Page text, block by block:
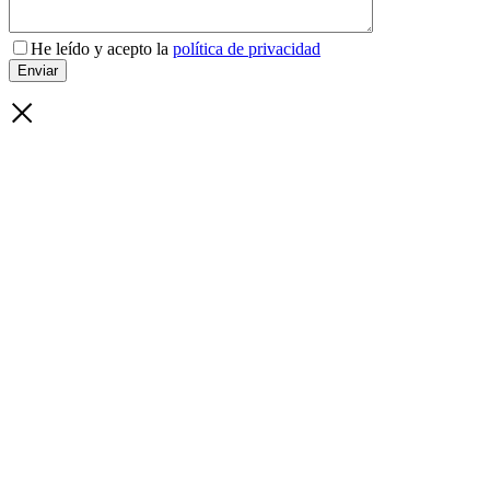
He leído y acepto la política de privacidad